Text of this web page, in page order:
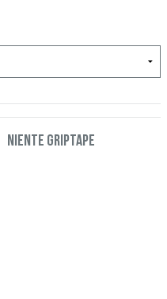
NIENTE GRIPTAPE